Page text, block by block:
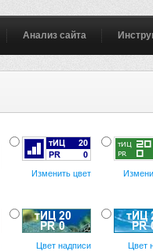
Анализ сайта
Изменить цвет
Цвет надписи Цвет